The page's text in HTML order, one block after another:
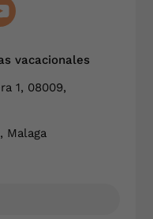
vacacionales
1, 08009,
Malaga